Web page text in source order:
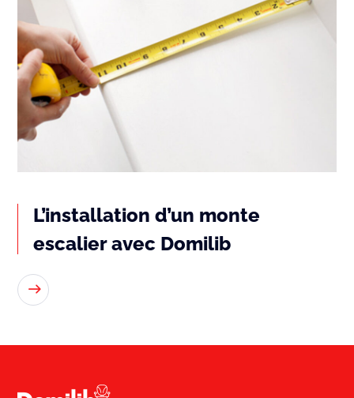
L’installation d’un monte
escalier avec Domilib